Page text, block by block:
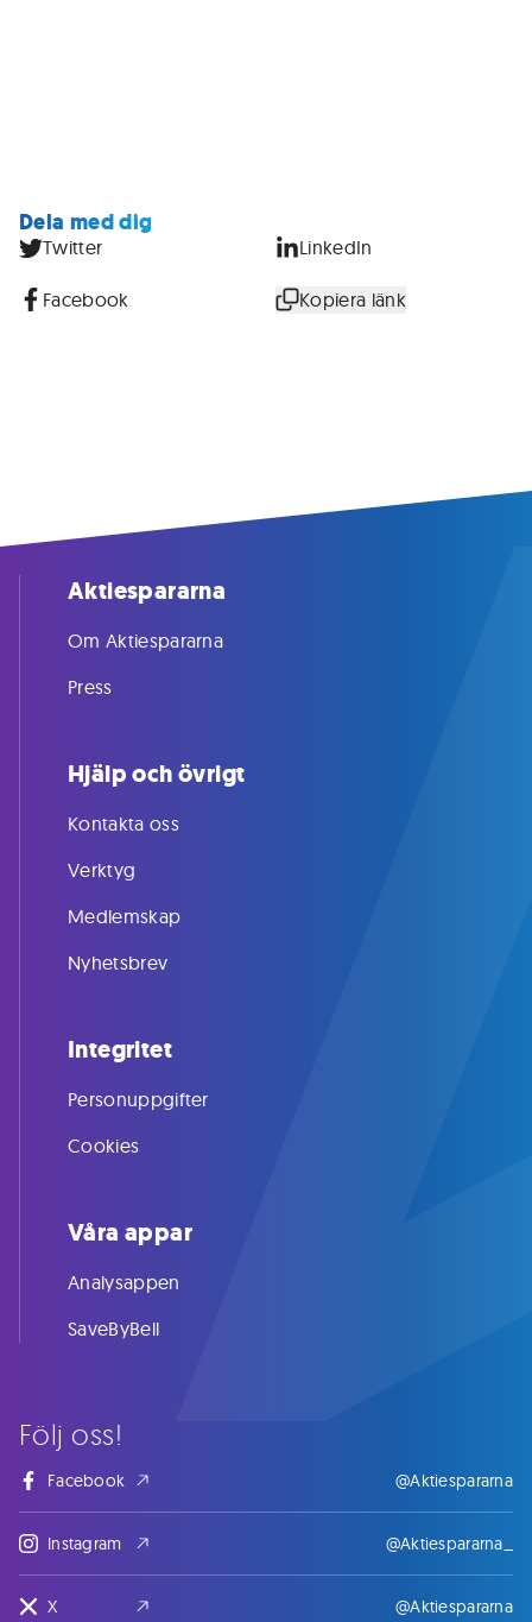
Dela med dig
Twitter LinkedIn
Facebook Kopiera länk
Följ oss!
Facebook @Aktiespararna
Instagram @Aktiespararna_
X @Aktiespararna
Aktiespararna
Om Aktiespararna
Press
Hjälp och övrigt
Kontakta oss
Verktyg
Medlemskap
Nyhetsbrev
Integritet
Personuppgifter
Cookies
Våra appar
Analysappen
SaveByBell